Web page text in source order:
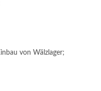
von Wälzlager;